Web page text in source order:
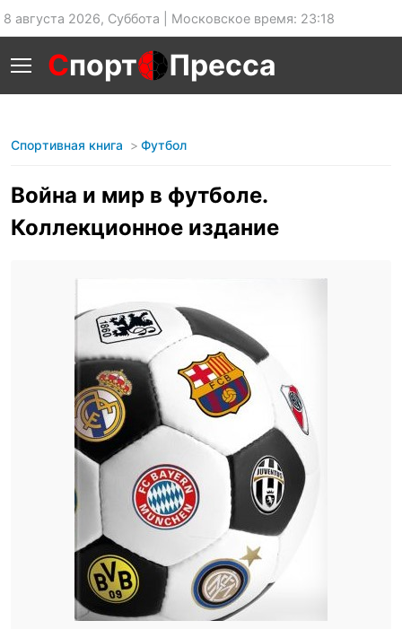
8 августа 2026, Суббота | Московское время: 23:18
Спорт Пресса
Спортивная книга Футбол
Война и мир в футболе.
Коллекционное издание